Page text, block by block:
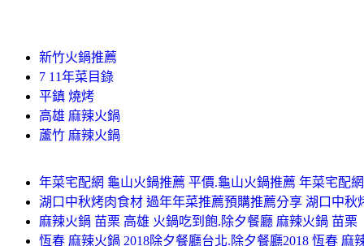
新竹火鍋推薦
7 11年菜目錄
平鎮 燒烤
高雄 麻辣火鍋
蘆竹 麻辣火鍋
年菜宅配網 龜山火鍋推薦 平價.龜山火鍋推薦 年菜宅配網
湖口中秋烤肉食材 過年年菜推薦預購推薦分享 湖口中秋
麻辣火鍋 苗栗 高雄 火鍋吃到飽.除夕餐廳 麻辣火鍋 苗栗
恆春 麻辣火鍋 2018除夕餐廳台北.除夕餐廳2018 恆春 麻